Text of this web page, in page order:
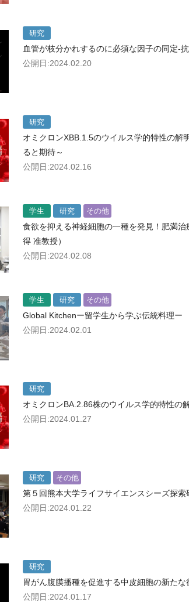
研究
血管が枝分かれするのに必須な因子の同定-
公開日:2024.02.20
研究
オミクロンXBB.1.5のウイルス学的特性の解
ると期待～
公開日:2024.02.16
学生 研究 その他
食欲を抑える神経細胞の一種を発見！肥満
得 准教授）
公開日:2024.02.08
学生 研究 その他
Global Kitchenー留学生から学ぶ伝統料理ー
公開日:2024.02.01
研究
オミクロンBA.2.86株のウイルス学的特性の
公開日:2024.01.27
研究 その他
第５回熊本大学ライフサイエンスシーズ探
公開日:2024.01.22
研究
胃がん腹膜播種を促進する中皮細胞の新たな
公開日:2024.01.17